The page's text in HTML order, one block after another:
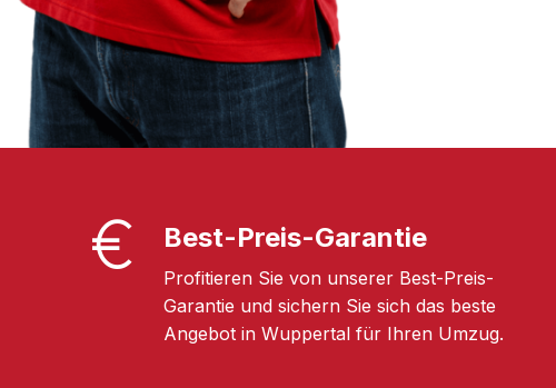
Best-Preis-Garantie
Profitieren Sie von unserer Best-Preis-
Garantie und sichern Sie sich das beste
Angebot in Wuppertal für Ihren Umzug.